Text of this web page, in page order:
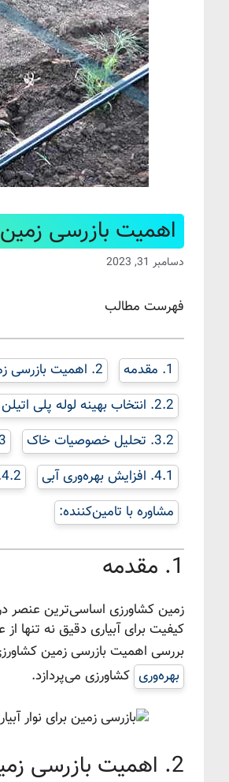
اهمیت بازرسی زمین
دسامبر 31, 2023
فهرست مطالب
1. مقدمه 2. اهمیت بازرسی زمین برای نوار تیپ و لوله پلی اتیلن
2.2. انتخاب بهینه لوله پلی اتیلن
3.2. تحلیل خصوصیات خاک
3.3.
4.1. افزایش بهره‌وری آبی
4.2. کاهش هدررفت انرژی
مشاوره با تامین‌کننده:
1. مقدمه
زمین کشاورزی اساسی‌ترین عنصر
کیفیت برای آبیاری دقیق نه تنها
بررسی اهمیت بازرسی زمین
بهره‌وری کشاورزی می‌پردازد.
2. اهمیت بازرسی زمین برای نوار تیپ و لوله پلی اتیلن